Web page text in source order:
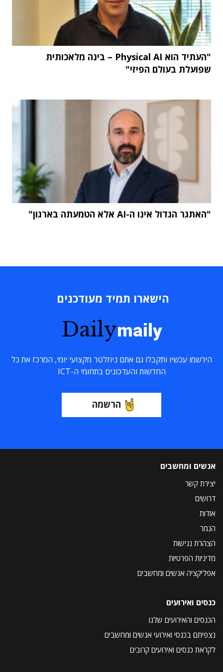
"העתיד הוא Physical AI – בינה מלאכותית
שפועלת בעולם הפיזי"
"האתגר הגדול אינו ה-AI אלא הטמעתה בארגון"
הישארו תמיד מעודכנים
Dailymaily
הירשמו עכשיו ותקבלו גם אתם ניוזלטר מקצועי יומי, המרכז את כל
החדשות והעדכונים בתחומי ה-ICT
הרשמה
אנשים ומחשבים
יצירת קשר
דרושים
אודות
הנמר
הצהרת נגישות
מדיניות הפרטיות
אפליקציה אנשים ומחשבים
כנסים ואירועים
הכנסים והאירועים שלנו
נצפיתם בכנסי ואירועי אנשים ומחשבים
לקראת כנסים ואירועים קרובים